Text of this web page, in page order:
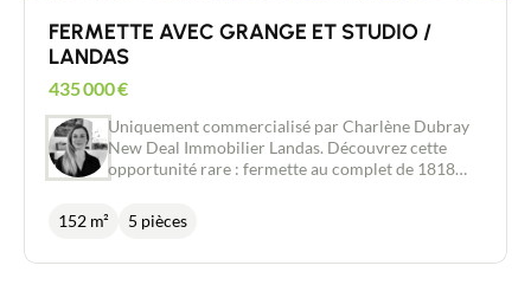
logement au rez-de-chaussée - La piscine chauffée
bien exposée - Un arrêt de bus est proche pour
FERMETTE AVEC GRANGE ET STUDIO /
LANDAS
435 000€
Uniquement commercialisé par Charlène Dubray
New Deal Immobilier Landas. Découvrez cette
opportunité rare : fermette au complet de 1818
grange de 150m2; Idéal pour une famille ayant
besoin d'espace, pour un regroupement familial,
152 m² 5 pièces